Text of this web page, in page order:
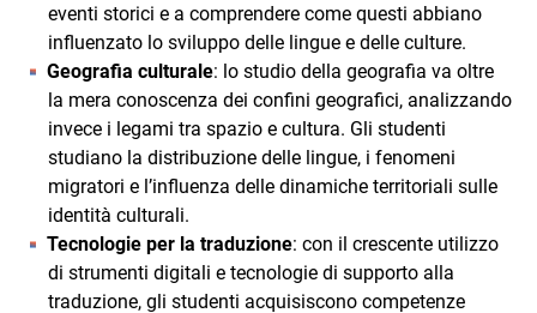
eventi storici e a comprendere come questi abbiano
influenzato lo sviluppo delle lingue e delle culture.
Geografia culturale: lo studio della geografia va oltre
la mera conoscenza dei confini geografici, analizzando
invece i legami tra spazio e cultura. Gli studenti
studiano la distribuzione delle lingue, i fenomeni
migratori e l’influenza delle dinamiche territoriali sulle
identità culturali.
Tecnologie per la traduzione: con il crescente utilizzo
di strumenti digitali e tecnologie di supporto alla
traduzione, gli studenti acquisiscono competenze